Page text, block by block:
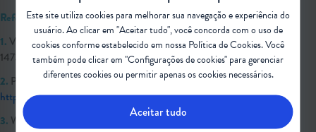
Este site utiliza cookies para melhorar sua navegação e experiência do
usuário. Ao clicar em "Aceitar tudo", você concorda com o uso de
cookies conforme estabelecido em nossa Política de Cookies. Você
também pode clicar em "Configurações de cookies" para gerenciar
diferentes cookies ou permitir apenas os cookies necessários.
Aceitar tudo
Referências bibliográficas:
1.VERHAART, I. C. et al.Journal of Neurology, v.264, n. 7, p. 1465–
1473,2017.
2. Prior TW et al. GeneReviews®.Available at:
http://www.ncbi.nlm.nih.gov/books/NBK1352/. Accessed Dec 2019.
3. Wang CH, et al. J Child Neurol. 2007;22:1027-1049.